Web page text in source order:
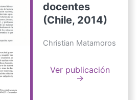
docentes
(Chile, 2014)
Christian Matamoros
Ver publicación
→